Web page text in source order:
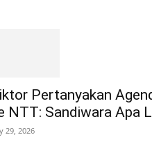
Pertanyakan
NTT: Sandiwara Apa
29, 2026